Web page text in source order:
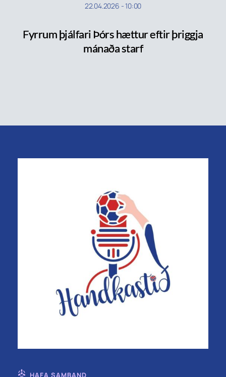
22.04.2026 -10:00
Fyrrum þjálfari Þórs hættur eftir þriggja
mánaða starf
HAFA SAMBAND